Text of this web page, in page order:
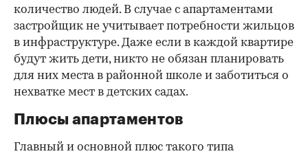
количество людей. В случае с апартаментами
застройщик не учитывает потребности жильцов
в инфраструктуре. Даже если в каждой квартире
будут жить дети, никто не обязан планировать
для них места в районной школе и заботиться о
нехватке мест в детских садах.
Плюсы апартаментов
Главный и основной плюс такого типа